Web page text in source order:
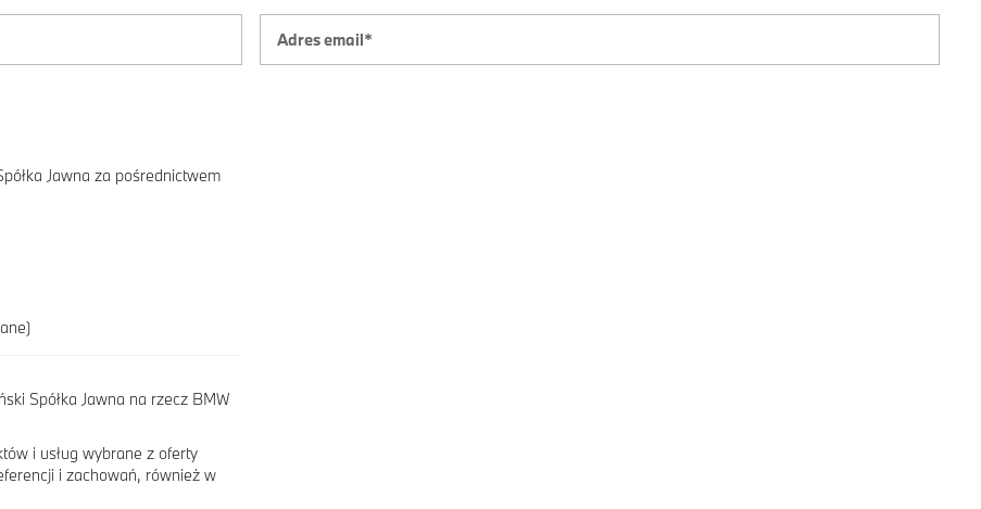
Jawna za pośrednictwem
Spółka Jawna na rzecz BMW
i usług wybrane z oferty
i zachowań, również w